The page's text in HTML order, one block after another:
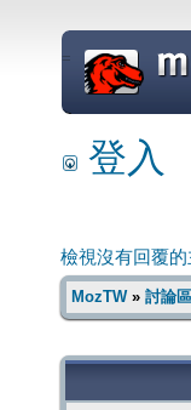
=
登入
檢視沒有回覆的
MozTW» 討論